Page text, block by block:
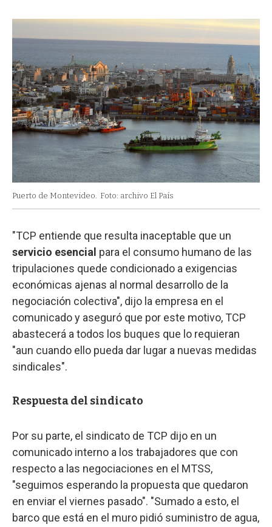
Puerto de Montevideo. Foto: archivo El País
"TCP entiende que resulta inaceptable que un
servicio esencial para el consumo humano de las
tripulaciones quede condicionado a exigencias
económicas ajenas al normal desarrollo de la
negociación colectiva", dijo la empresa en el
comunicado y aseguró que por este motivo, TCP
abastecerá a todos los buques que lo requieran
"aun cuando ello pueda dar lugar a nuevas medidas
sindicales".
Respuesta del sindicato
Por su parte, el sindicato de TCP dijo en un
comunicado interno a los trabajadores que con
respecto a las negociaciones en el MTSS,
"seguimos esperando la propuesta que quedaron
en enviar el viernes pasado". "Sumado a esto, el
barco que está en el muro pidió suministro de agua,